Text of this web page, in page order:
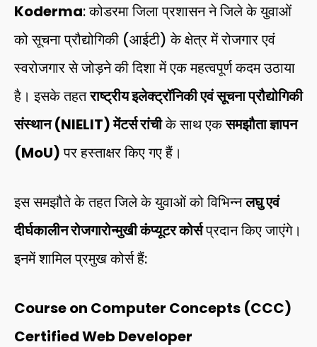
Koderma: कोडरमा जिला प्रशासन ने जिले के युवाओं
को सूचना प्रौद्योगिकी (आईटी) के क्षेत्र में रोजगार एवं
स्वरोजगार से जोड़ने की दिशा में एक महत्वपूर्ण कदम उठाया
है। इसके तहतराष्ट्रीय इलेक्ट्रॉनिकी एवं सूचना प्रौद्योगिकी
संस्थान (NIELIT) मेंटर्स रांचीके साथ एकसमझौता ज्ञापन
(MoU)पर हस्ताक्षर किए गए हैं।
इस समझौते के तहत जिले के युवाओं को विभिन्नलघु एवं
दीर्घकालीन रोजगारोन्मुखी कंप्यूटर कोर्सप्रदान किए जाएंगे।
इनमें शामिल प्रमुख कोर्स हैं:
Course on Computer Concepts (CCC)
Certified Web Developer